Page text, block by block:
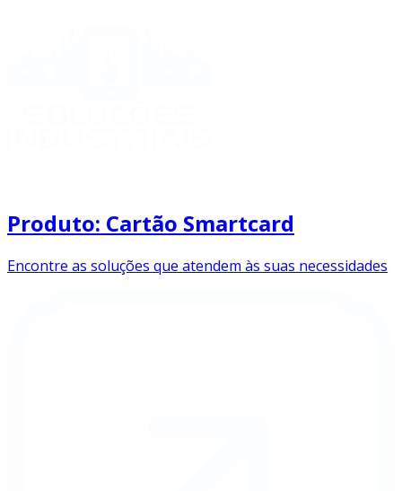
Produto: Cartão Smartcard
Encontre as soluções que atendem às suas necessidades